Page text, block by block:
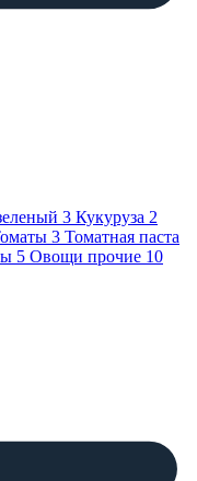
3 Кукуруза 2
3 Томатная паста
5 Овощи прочие 10